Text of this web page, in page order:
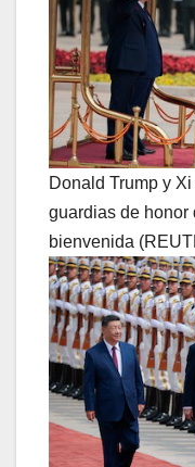
Donald Trump y
guardias de honor
bienvenida